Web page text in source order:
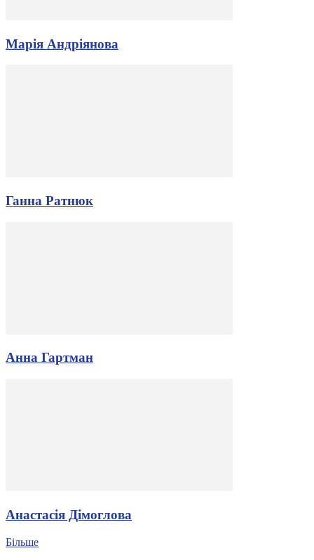
Марія Андріянова
Ганна Ратнюк
Анна Гартман
Анастасія Дімоглова
Більше